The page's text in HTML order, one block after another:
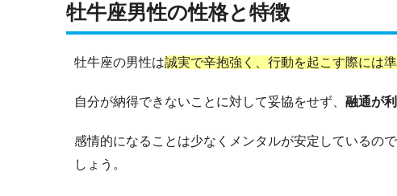
牡牛座男性の性格と特徴
牡牛座の男性は誠実で辛抱強く、行動を起こす際には
自分が納得できないことに対して妥協をせず、 融通が
感情的になることは少なくメンタルが安定しているの
しょう。